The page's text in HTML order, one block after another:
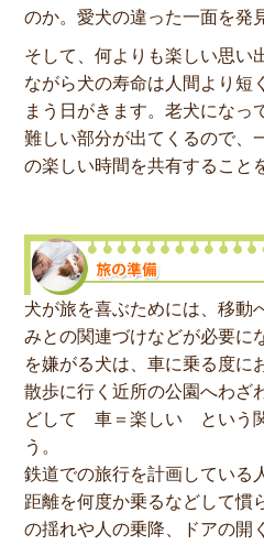
のか。愛犬の違った一面を発
そして、何よりも楽しい思い
ながら犬の寿命は人間より短
まう日がきます。老犬になっ
難しい部分が出てくるので、
の楽しい時間を共有すること
犬が旅を喜ぶためには、移動
みとの関連づけなどが必要に
を嫌がる犬は、車に乗る度に
散歩に行く近所の公園へわざ
どして 車＝楽しい という
う。
鉄道での旅行を計画している
距離を何度か乗るなどして慣
の揺れや人の乗降、ドアの開